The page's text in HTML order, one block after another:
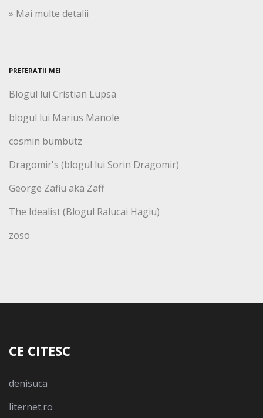
» Mai multe detalii
PREFERATII MEI
Blogul lui Cristian Lupsa
blogul lui Marius Manole
cosmin bumbutz
Dragomir's (blogul lui Sorin Dragomir)
George Zafiu aka Zaff
The Idealist (Blogul Ralucai Hagiu)
zoso
CE CITESC
denisuca
liternet.ro